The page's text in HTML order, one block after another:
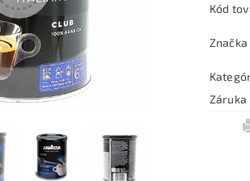
Kód
Značka
Záruka